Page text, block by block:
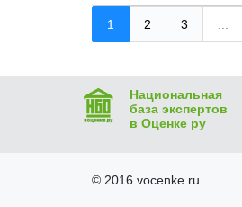
1 2 3
Национальная
база экспертов
в Оценке ру
© 2016 vocenke.ru